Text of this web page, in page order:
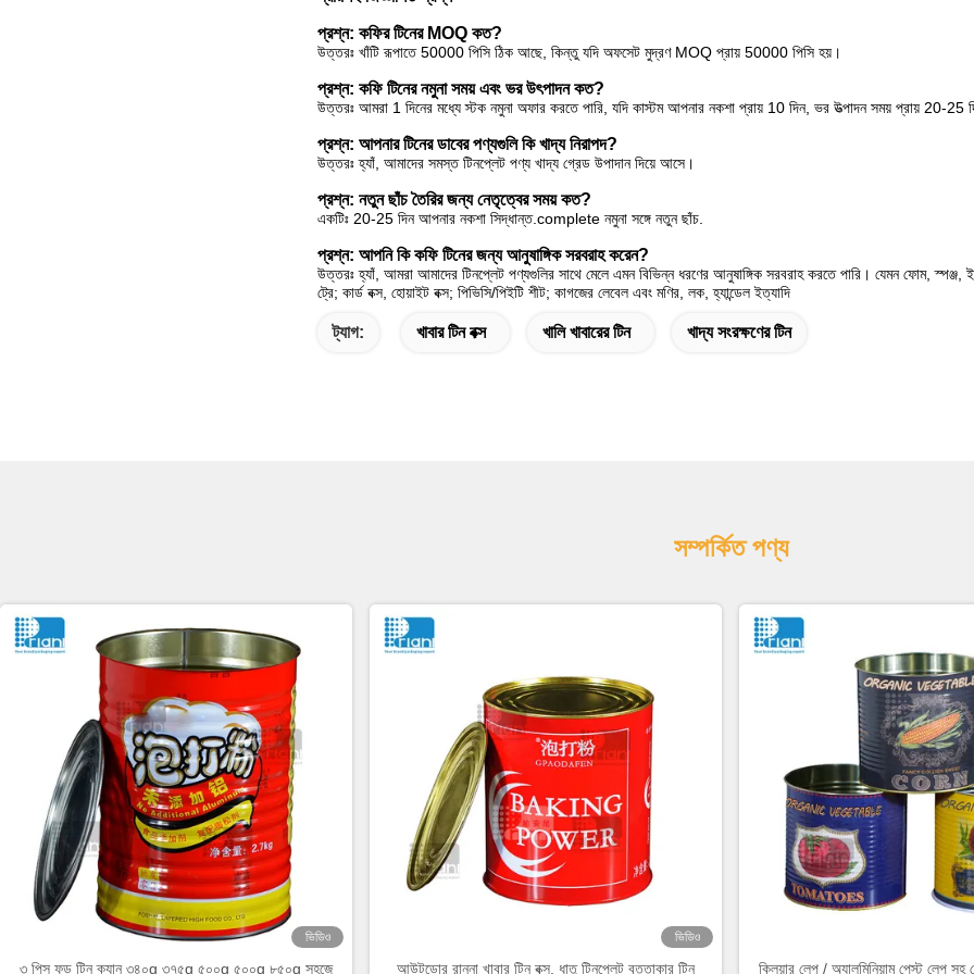
প্রশ্ন: কফির টিনের MOQ কত?
উত্তরঃ খাঁটি রূপাতে 50000 পিসি ঠিক আছে, কিন্তু যদি অফসেট মুদ্রণ MOQ প্রায় 50000 পিসি হয়।
প্রশ্ন: কফি টিনের নমুনা সময় এবং ভর উৎপাদন কত?
উত্তরঃ আমরা 1 দিনের মধ্যে স্টক নমুনা অফার করতে পারি, যদি কাস্টম আপনার নকশা প্রায় 10 দিন, ভর উত্পাদন সময় প্রায় 20-25
প্রশ্ন: আপনার টিনের ডাবের পণ্যগুলি কি খাদ্য নিরাপদ?
উত্তরঃ হ্যাঁ, আমাদের সমস্ত টিনপ্লেট পণ্য খাদ্য গ্রেড উপাদান দিয়ে আসে।
প্রশ্ন: নতুন ছাঁচ তৈরির জন্য নেতৃত্বের সময় কত?
একটিঃ 20-25 দিন আপনার নকশা সিদ্ধান্ত.complete নমুনা সঙ্গে নতুন ছাঁচ.
প্রশ্ন: আপনি কি কফি টিনের জন্য আনুষাঙ্গিক সরবরাহ করেন?
উত্তরঃ হ্যাঁ, আমরা আমাদের টিনপ্লেট পণ্যগুলির সাথে মেলে এমন বিভিন্ন ধরণের আনুষাঙ্গিক সরবরাহ করতে পারি। যেমন ফোম, স্পঞ্জ,
ট্রে; কার্ড বক্স, হোয়াইট বক্স; পিভিসি/পিইটি শীট; কাগজের লেবেল এবং মণির, লক, হ্যান্ডেল ইত্যাদি
ট্যাগ: খাবার টিন বক্স খালি খাবারের টিন খাদ্য সংরক্ষণের টিন
সম্পর্কিত পণ্য
ভিডিও
৩ পিস ফুড টিন ক্যান ৩৪০g ৩৭৫g ৫০০g ৫০০g ৮৫০g সহজে
ভিডিও
আউটডোর রান্না খাবার টিন বক্স, ধাতু টিনপ্লেট বৃত্তাকার টিন ক্লিয়ার লেপ / অ্যালুমিনিয়াম পেস্ট লেপ সহ